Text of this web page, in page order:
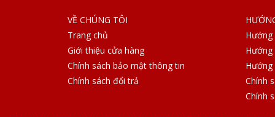
VỀ CHÚNG TÔI
Trang chủ
Giới thiệu cửa hàng
Chính sách bảo mật thông tin
Chính sách đổi trả
Hướng
Chính
Chính